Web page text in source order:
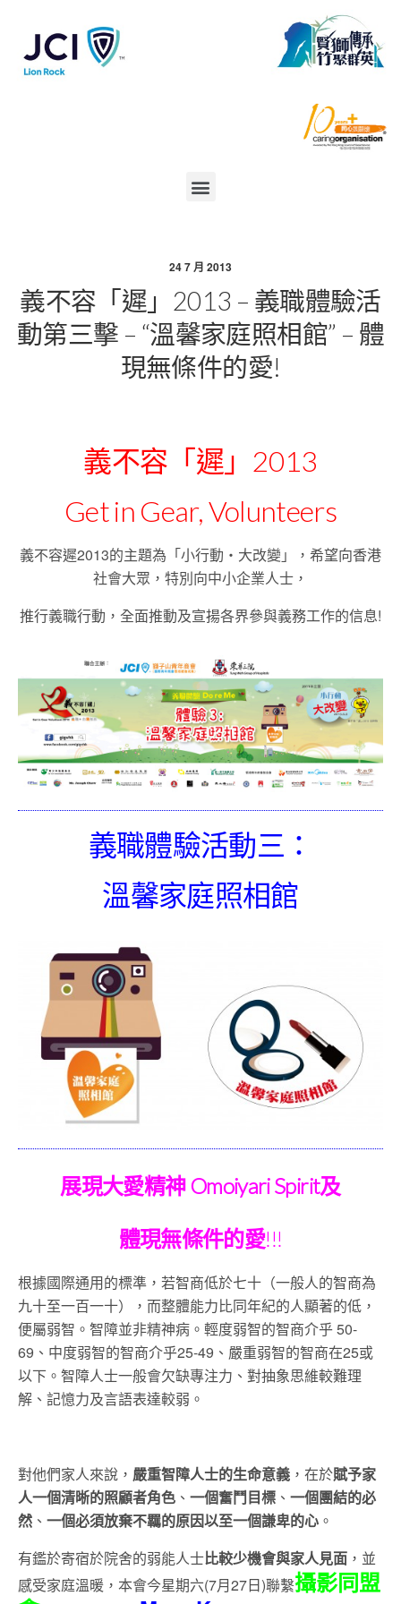
24 7 月 2013
義不容「遲」2013 – 義職體驗活
動第三擊 – “溫馨家庭照相館” – 體
現無條件的愛!
義不容「遲」2013
Get in Gear, Volunteers
義不容遲2013的主題為「小行動‧大改變」， 希望向香港
社會大眾，特別向中小企業人士，
推行義職行動，全面推動及宣揚各界參與義務工作的信息!
義職體驗活動三：
溫馨家庭照相館
展現大愛精神 Omoiyari Spirit及
體現無條件的愛!!!
根據國際通用的標準，若智商低於七十（一般人的智商為
九十至一百一十）， 而整體能力比同年紀的人顯著的低，
便屬弱智。智障並非精神病。 輕度弱智的智商介乎 50-
69、中度弱智的智商介乎25-49、 嚴重弱智的智商在25或
以下。智障人士一般會欠缺專注力、 對抽象思維較難理
解、記憶力及言語表達較弱。
對他們家人來說， 嚴重智障人士的生命意義 ，在於賦予家
人一個清晰的照顧者角色 、 一個奮鬥目標 、 一個團結的必
然 、 一個必須放棄不羈的原因以至一個謙卑的心 。
有鑑於寄宿於院舍的弱能人士比較少機會與家人見面 ， 並
感受家庭溫暖，本會今星期六(7月27日)聯繫攝影同盟